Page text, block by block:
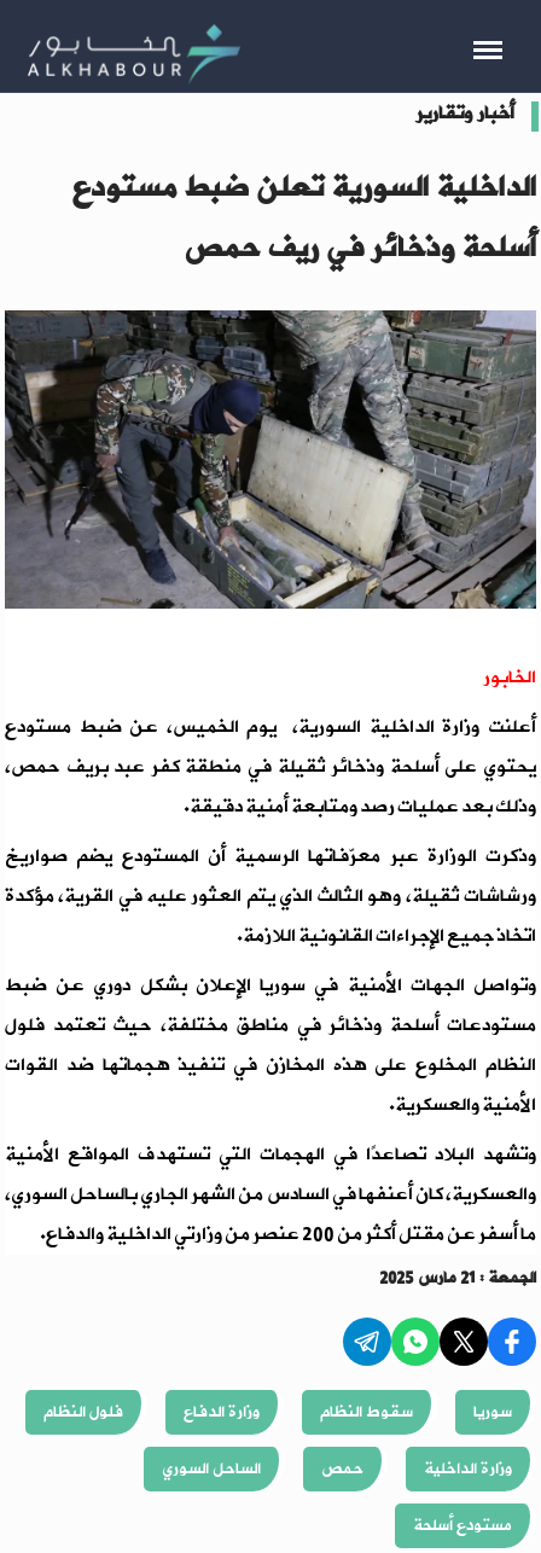
أخبار وتقارير
الداخلية السورية تعلن ضبط مستودع
أسلحة وذخائر في ريف حمص
الخابور
أعلنت وزارة الداخلية السورية، يوم الخميس، عن ضبط مستودع
يحتوي على أسلحة وذخائر ثقيلة في منطقة كفر عبد بريف حمص،
وذلك بعد عمليات رصد ومتابعة أمنية دقيقة.
وذكرت الوزارة عبر معرّفاتها الرسمية أن المستودع يضم صواريخ
ورشاشات ثقيلة، وهو الثالث الذي يتم العثور عليه في القرية، مؤكدة
اتخاذ جميع الإجراءات القانونية اللازمة.
وتواصل الجهات الأمنية في سوريا الإعلان بشكل دوري عن ضبط
مستودعات أسلحة وذخائر في مناطق مختلفة، حيث تعتمد فلول
النظام المخلوع على هذه المخازن في تنفيذ هجماتها ضد القوات
الأمنية والعسكرية.
وتشهد البلاد تصاعدًا في الهجمات التي تستهدف المواقع الأمنية
والعسكرية، كان أعنفها في السادس من الشهر الجاري بالساحل السوري،
ما أسفر عن مقتل أكثر من 200 عنصر من وزارتي الداخلية والدفاع.
الجمعة : 21 مارس 2025
سوريا سقوط النظام وزارة الدفاع
فلول النظام
وزارة الداخلية
حمص
الساحل السوري
مستودع أسلحة